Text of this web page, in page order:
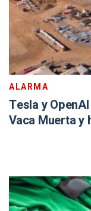
ALARMA
Tesla y
Vaca Muerta y